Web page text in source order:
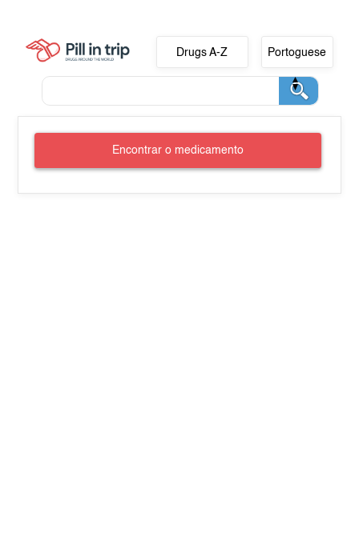
Drugs A-Z Portoguese
Encontrar o medicamento